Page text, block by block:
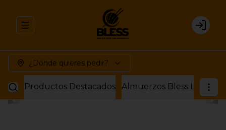
Abrir menu de navegación Login
¿Dónde quieres pedir?
Productos Destacados